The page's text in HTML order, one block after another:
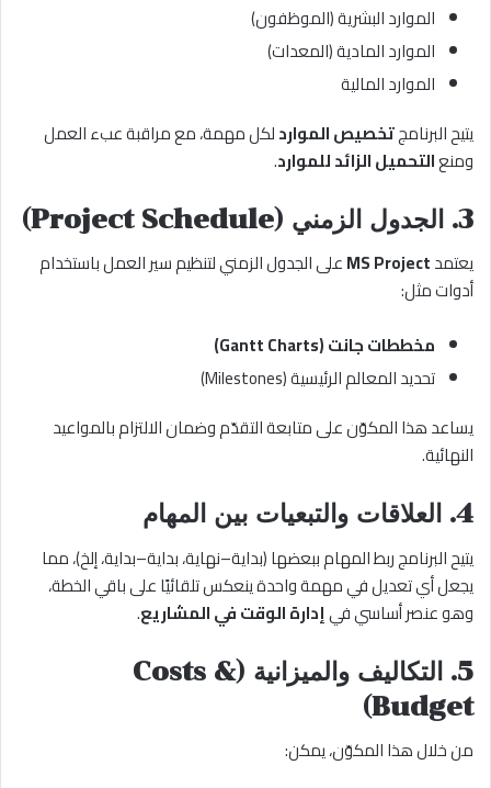
الموارد البشرية (الموظفون)
الموارد المادية (المعدات)
الموارد المالية
يتيح البرنامجتخصيص المواردلكل مهمة، مع مراقبة عبء العمل
ومنعالتحميل الزائد للموارد.
3. الجدول الزمني (Project Schedule)
يعتمدMS Projectعلى الجدول الزمني لتنظيم سير العمل باستخدام
أدوات مثل:
مخططات جانت (Gantt Charts)
تحديد المعالم الرئيسية (Milestones)
يساعد هذا المكوّن على متابعة التقدّم وضمان الالتزام بالمواعيد
النهائية.
4. العلاقات والتبعيات بين المهام
يتيح البرنامج ربط المهام ببعضها (بداية–نهاية، بداية–بداية، إلخ)، مما
يجعل أي تعديل في مهمة واحدة ينعكس تلقائيًا على باقي الخطة،
وهو عنصر أساسي فيإدارة الوقت في المشاريع.
5. التكاليف والميزانية (Costs &
Budget)
من خلال هذا المكوّن، يمكن: